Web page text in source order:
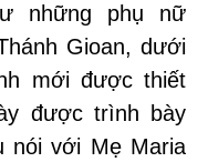
những phụ nữ
Gioan, dưới
mới được thiết
được trình bày
nói với Mẹ Maria